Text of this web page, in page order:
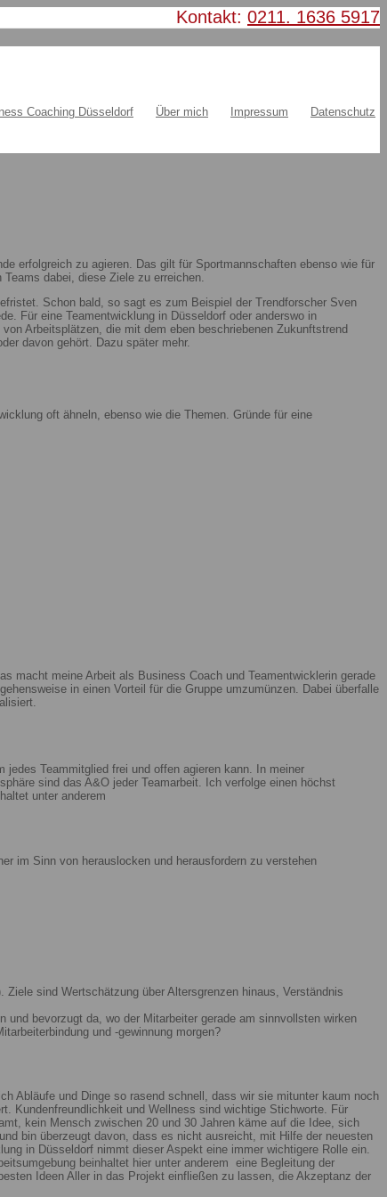
Kontakt: 0211. 1636 5917
Coaching Düsseldorf Über mich Impressum Datenschutz
erfolgreich zu agieren. Das gilt für Sportmannschaften ebenso wie für
dabei, diese Ziele zu erreichen.
Schon bald, so sagt es zum Beispiel der Trendforscher Sven
Für eine Teamentwicklung in Düsseldorf oder anderswo in
Arbeitsplätzen, die mit dem eben beschriebenen Zukunftstrend
davon gehört. Dazu später mehr.
oft ähneln, ebenso wie die Themen. Gründe für eine
macht meine Arbeit als Business Coach und Teamentwicklerin gerade
in einen Vorteil für die Gruppe umzumünzen. Dabei überfalle
jedes Teammitglied frei und offen agieren kann. In meiner
sind das A&O jeder Teamarbeit. Ich verfolge einen höchst
unter anderem
im Sinn von herauslocken und herausfordern zu verstehen
sind Wertschätzung über Altersgrenzen hinaus, Verständnis
bevorzugt da, wo der Mitarbeiter gerade am sinnvollsten wirken
und -gewinnung morgen?
Abläufe und Dinge so rasend schnell, dass wir sie mitunter kaum noch
Kundenfreundlichkeit und Wellness sind wichtige Stichworte. Für
kein Mensch zwischen 20 und 30 Jahren käme auf die Idee, sich
bin überzeugt davon, dass es nicht ausreicht, mit Hilfe der neuesten
in Düsseldorf nimmt dieser Aspekt eine immer wichtigere Rolle ein.
beinhaltet hier unter anderem eine Begleitung der
Ideen Aller in das Projekt einfließen zu lassen, die Akzeptanz der